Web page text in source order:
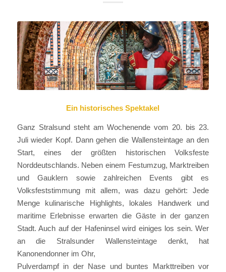
Ein historisches Spektakel
Ganz Stralsund steht am Wochenende vom 20. bis 23.
Juli wieder Kopf. Dann gehen die Wallensteintage an den
Start, eines der größten historischen Volksfeste
Norddeutschlands. Neben einem Festumzug, Marktreiben
und Gauklern sowie zahlreichen Events gibt es
Volksfeststimmung mit allem, was dazu gehört: Jede
Menge kulinarische Highlights, lokales Handwerk und
maritime Erlebnisse erwarten die Gäste in der ganzen
Stadt. Auch auf der Hafeninsel wird einiges los sein. Wer
an die Stralsunder Wallensteintage denkt, hat
Kanonendonner im Ohr,
Pulverdampf in der Nase und buntes Markttreiben vor